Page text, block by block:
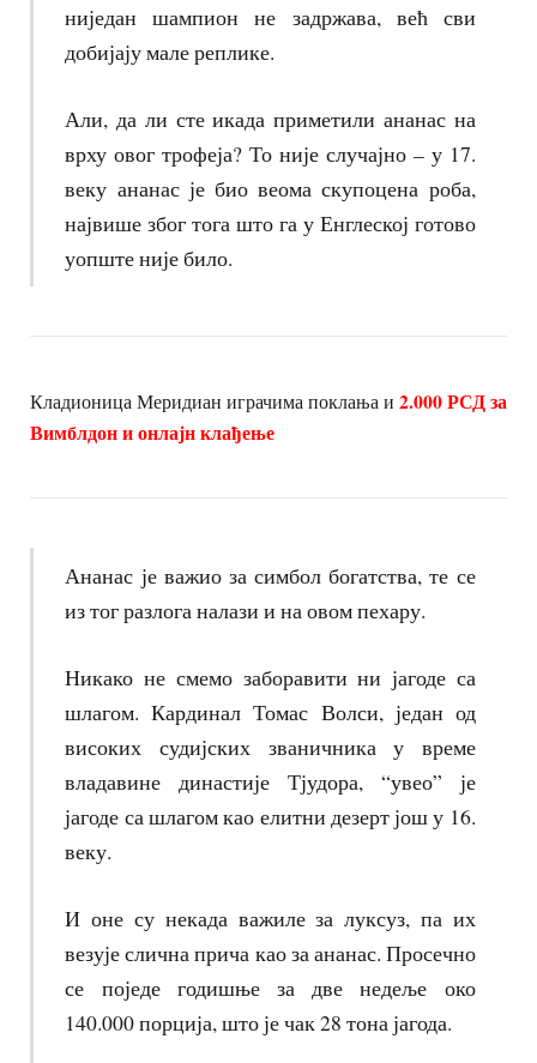
ниједан шампион не задржава, већ сви
добијају мале реплике.
Али, да ли сте икада приметили ананас на
врху овог трофеја? То није случајно – у 17.
веку ананас је био веома скупоцена роба,
највише због тога што га у Енглеској готово
уопште није било.
Кладионица Меридиан играчима поклања и 2.000 РСД за
Вимблдон и онлајнклађење
Ананас је важио за симбол богатства, те се
из тог разлога налази и на овом пехару.
Никако не смемо заборавити ни јагоде са
шлагом. Кардинал Томас Волси, један од
високих судијских званичника у време
владавине династије Тјудора, “увео” је
јагоде са шлагом као елитни дезерт још у 16.
веку.
И оне су некада важиле за луксуз, па их
везује слична прича као за ананас. Просечно
се поједе годишње за две недеље око
140.000 порција, што је чак 28 тона јагода.